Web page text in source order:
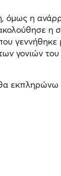
όμως η
η
του